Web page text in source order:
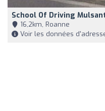
School Of Driving
16,2km, Roanne
Voir les données